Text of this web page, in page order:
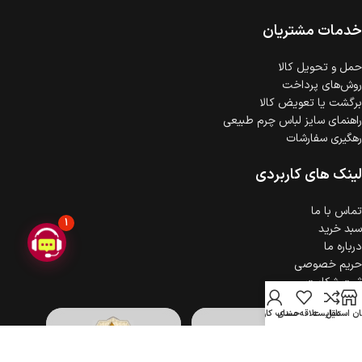
گارانتی معتبر برای تمامی محصولات ارائه می‌شود.خدمات مشتریان
حمل‌ و تحویل کالا
روش‌های پرداخت
برگشت یا تعویض کالا
راهنمای سایز لباس چرم طبیعی
رهگیری سفارشات
لینک های کاربردی
تماس با ما
سبد خرید
درباره ما
حریم خصوصی
ثبت شکایت
استایلمقایسهعلاقه مندی
حساب کاربری
1